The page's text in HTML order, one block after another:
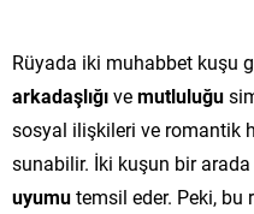
Rüyada iki muhabbet kuşu
arkadaşlığıvemutluluğu
sosyal ilişkileri ve romantik
sunabilir. İki kuşun bir
uyumutemsil eder. Peki, bu